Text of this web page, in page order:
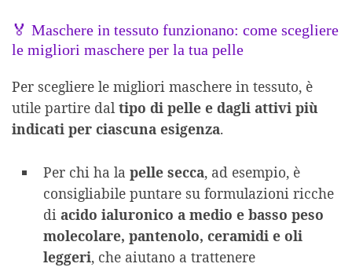
🏅 Maschere in tessuto funzionano: come scegliere
le migliori maschere per la tua pelle
Per scegliere le migliori maschere in tessuto, è
utile partire daltipo di pelle e dagli attivi più
indicati per ciascuna esigenza.
Per chi ha la pelle secca, ad esempio, è
consigliabile puntare su formulazioni ricche
di acido ialuronico a medio e basso peso
molecolare, pantenolo, ceramidi e oli
leggeri, che aiutano a trattenere